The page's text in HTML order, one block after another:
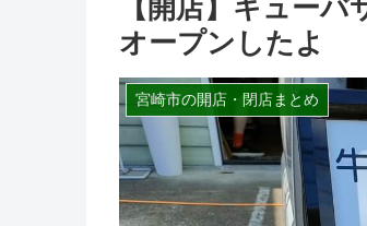
【開店】キュー
オープンしたよ
宮崎市の開店・閉店まとめ